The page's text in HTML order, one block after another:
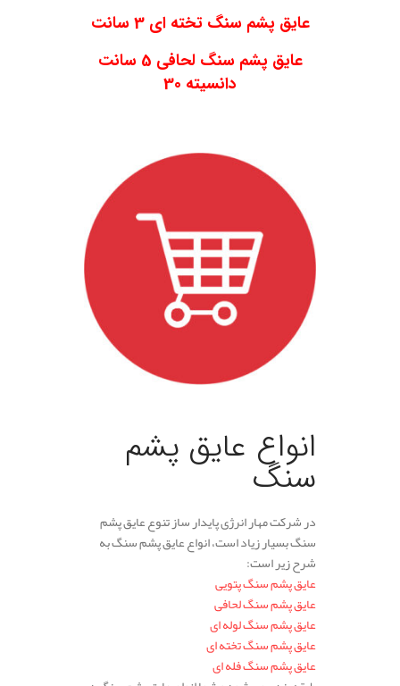
عایق پشم سنگ تخته ای 3 سانت
عایق پشم سنگ لحافی 5 سانت
دانسیته 30
انواع عایق پشم
سنگ
در شرکت مهار انرژی پایدار ساز تنوع عایق پشم
سنگ بسیار زیاد است، انواع عایق پشم سنگ به
شرح زیر است:
عایق پشم سنگ پتویی
عایق پشم سنگ لحافی
عایق پشم سنگ لوله ای
عایق پشم سنگ تخته ای
عایق پشم سنگ فله ای